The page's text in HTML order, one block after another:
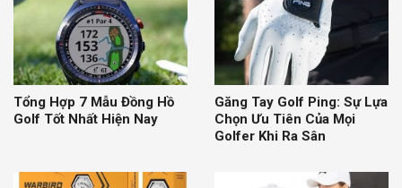
Tổng Hợp 7 Mẫu Đồng Hồ
Golf Tốt Nhất Hiện Nay
Găng Tay Golf Ping: Sự Lựa
Chọn Ưu Tiên Của Mọi
Golfer Khi Ra Sân